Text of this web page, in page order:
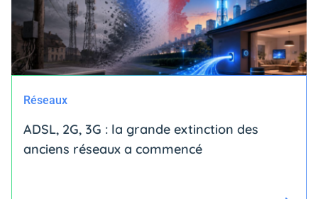
Réseaux
ADSL, 2G, 3G : la grande extinction des
anciens réseaux a commencé